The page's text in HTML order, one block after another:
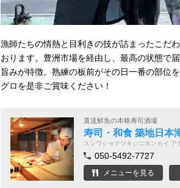
漁師たちの情熱と目利きの技が詰まったこだ
おります。豊洲市場を経由し、最高の状態で
旨みが特徴。熟練の板前がその日一番の部位
グロを是非ご賞味ください！
直送鮮魚の本格寿司酒場
寿司・和食 築地日本
スシワショクツキジニホンカイ ア
050-5492-7727
メニューを見る